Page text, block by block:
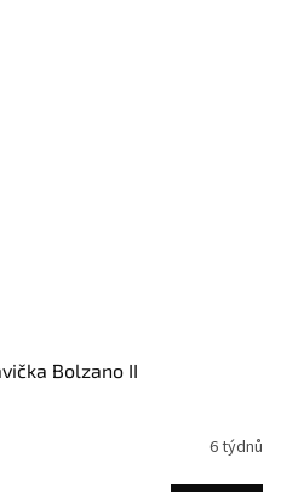
Bolzano II
6 týdnů